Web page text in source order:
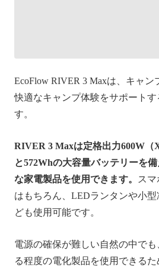
EcoFlow RIVER 3 Maxは、キャン
快適なキャンプ体験をサポート
す。
RIVER 3 Maxは定格出力600W（
と572Whの大容量バッテリーを
な家電製品を使用できます。
ス
はもちろん、LEDランタンや小
ども使用可能です。
電源の確保が難しい自然の中で
る程度の電化製品を使用できる